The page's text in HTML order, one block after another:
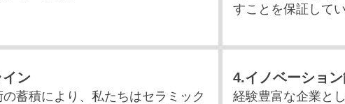
すことを保証してい
ン
蓄積により、私たちはセラミック
4.イノベーション
経験豊富な企業と